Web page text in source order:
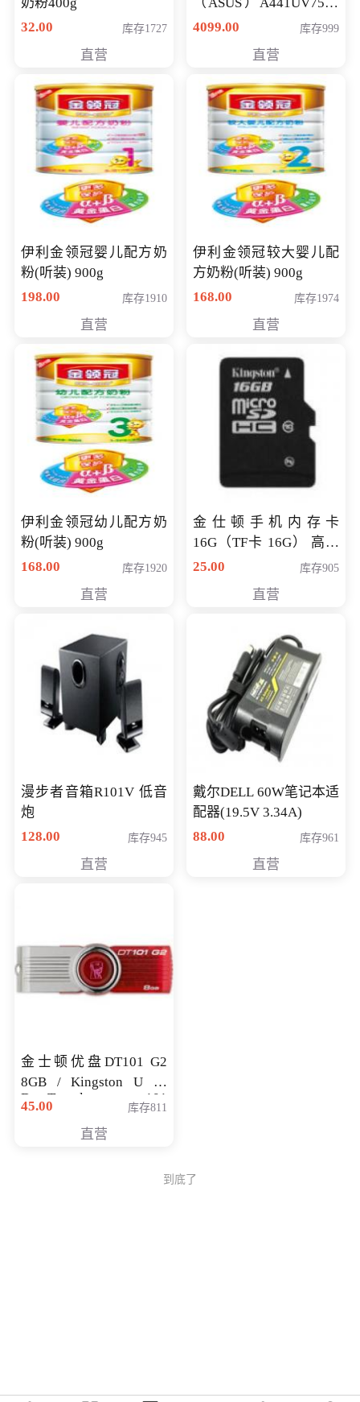
32.00
库存1727
直营
顽石（7代i7-7500U 4G
4099.00 库存999
直营
伊利金领冠婴儿配方奶
粉(听装) 900g
198.00
库存1910
直营
伊利金领冠较大婴儿配
方奶粉(听装) 900g
168.00
库存1974
直营
伊利金领冠幼儿配方奶
粉(听装) 900g
168.00
库存1920
直营
金仕顿手机内存卡
16G（TF卡 16G） 高速
卡 CLASS 10
25.00 库存905
直营
漫步者音箱R101V 低音
炮
128.00
库存945
直营
戴尔DELL 60W笔记本适
配器(19.5V 3.34A)
88.00
库存961
直营
金士顿优盘DT101 G2
8GB / Kingston U 盘
DataTraveler 101
Generati
45.00 库存811
直营
到底了